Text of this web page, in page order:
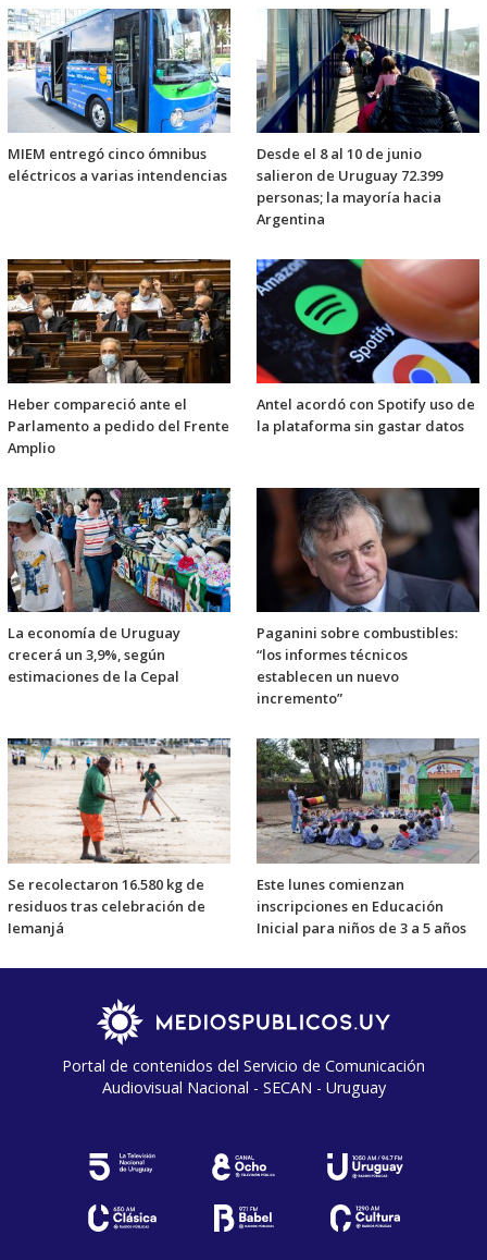
MIEM entregó cinco ómnibus
eléctricos a varias intendencias
Desde el 8 al 10 de junio
salieron de Uruguay 72.399
personas; la mayoría hacia
Argentina
Heber compareció ante el
Parlamento a pedido del Frente
Amplio
Antel acordó con Spotify uso de
la plataforma sin gastar datos
La economía de Uruguay
crecerá un 3,9%, según
estimaciones de la Cepal
Paganini sobre combustibles:
“los informes técnicos
establecen un nuevo
incremento”
Se recolectaron 16.580 kg de
residuos tras celebración de
Iemanjá
Este lunes comienzan
inscripciones en Educación
Inicial para niños de 3 a 5 años
Portal de contenidos del Servicio de Comunicación
Audiovisual Nacional - SECAN - Uruguay